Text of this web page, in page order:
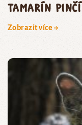
tamarín pinčí
Zobrazit více →